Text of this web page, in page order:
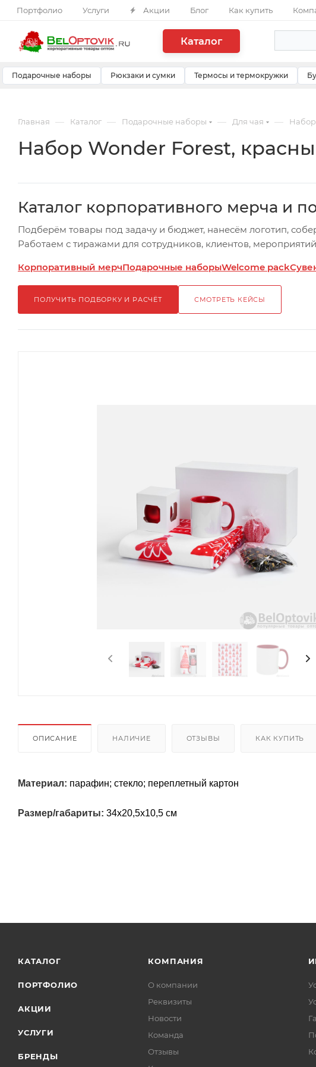
Портфолио Услуги Акции Блог Как купить
Каталог
Подарочные наборы Рюкзаки и сумки Термосы и термокружки
Главная — Каталог — Подарочные наборы — Для чая — Набор
Набор Wonder Forest,
Каталог корпоративного мерча и
Подберём товары под задачу и бюджет, нанесём логотип,
Работаем с тиражами для сотрудников, клиентов,
Корпоративный мерчПодарочные наборыWelcome pack
ПОЛУЧИТЬ ПОДБОРКУ И РАСЧЁТ СМОТРЕТЬ КЕЙСЫ
ОПИСАНИЕ НАЛИЧИЕ ОТЗЫВЫ КАК КУПИТЬ
Материал: парафин; стекло; переплетный картон
Размер/габариты: 34х20,5х10,5 см
КАТАЛОГ
ПОРТФОЛИО
АКЦИИ
УСЛУГИ
БРЕНДЫ
КОМПАНИЯ
О компании
Реквизиты
Новости
Команда
Отзывы